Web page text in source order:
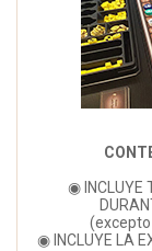
◉ INCLUYE
◉ INCLUYE LA